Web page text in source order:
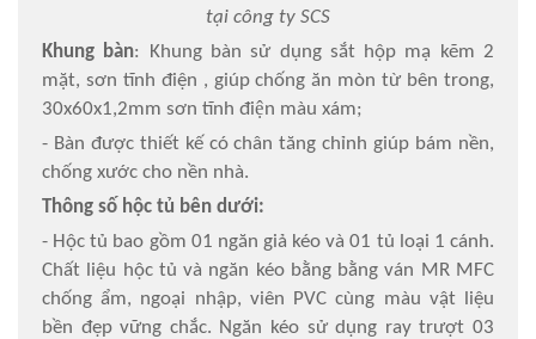
tại công ty SCS
Khung bàn: Khung bàn sử dụng sắt hộp mạ kẽm 2
mặt, sơn tĩnh điện , giúp chống ăn mòn từ bên trong,
30x60x1,2mm sơn tĩnh điện màu xám;
- Bàn được thiết kế có chân tăng chỉnh giúp bám nền,
chống xước cho nền nhà.
Thông số hộc tủ bên dưới:
- Hộc tủ bao gồm 01 ngăn giả kéo và 01 tủ loại 1 cánh.
Chất liệu hộc tủ và ngăn kéo bằng bằng ván MR MFC
chống ẩm, ngoại nhập, viên PVC cùng màu vật liệu
bền đẹp vững chắc. Ngăn kéo sử dụng ray trượt 03